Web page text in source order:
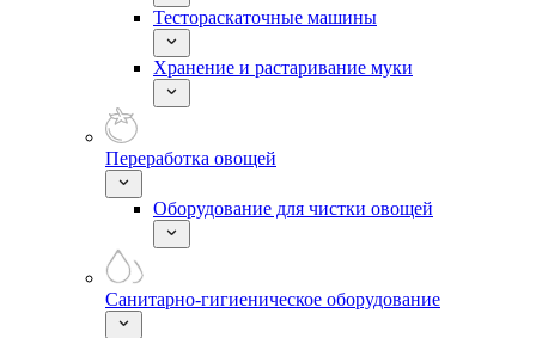
Тестораскаточные машины
Хранение и растаривание муки
Переработка овощей
Оборудование для чистки овощей
Санитарно-гигиеническое оборудование